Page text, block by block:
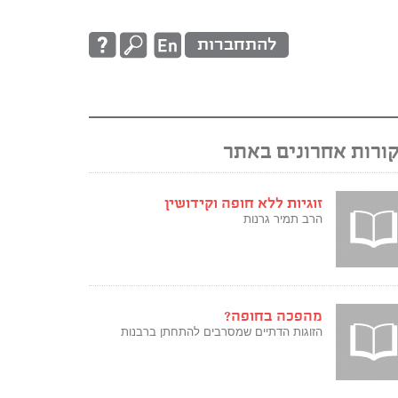
להתחברות
אחרונים באתר
זוגיות ללא חופה וקידושין
הרב תמיר גרנות
מהפכה בחופה?
הזוגות הדתיים שמסרבים להתחתן ברבנות